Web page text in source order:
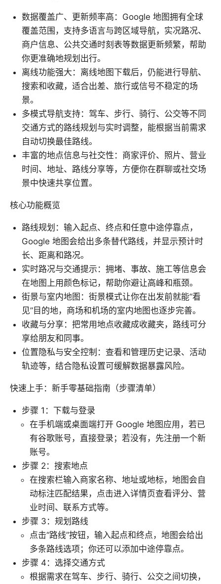
数据覆盖广、更新频率高：Google 地图拥有全球
覆盖范围，支持多语言与跨区域导航，实况路况、
商户信息、公共交通时刻表等数据更新频繁，帮助
你更准确地规划出行。
离线功能强大：离线地图下载后，仍能进行导航、
搜索和收藏，适合出差、旅行或信号不稳定的场
景。
多模式导航支持：驾车、步行、骑行、公交等不同
交通方式的路线规划与实时调整，能根据当前需求
自动切换最佳路线。
丰富的地点信息与社交性：商家评价、照片、营业
时间、地址、路线分享等，方便你在群聊或社交场
景中快速共享位置。
核心功能概览
路线规划：输入起点、终点和任意中途停靠点，
Google 地图会给出多条替代路线，并显示预计时
长、距离和路况。
实时路况与交通提示：拥堵、事故、施工等信息会
在地图上用颜色标记，帮助你避让高峰和瓶颈。
街景与室内地图：街景模式让你在出发前就能“看
见”目的地，商场和机场的室内地图也逐步完善。
收藏与分享：把常用地点收藏成收藏夹，路线可分
享给朋友和同事。
位置隐私与安全控制：查看和管理历史记录、活动
轨迹等，结合隐私设置可缓解数据暴露风险。
快速上手：新手零基础指南（步骤清单）
步骤 1：下载与登录
在手机端或桌面端打开 Google 地图应用，若已
有谷歌账号，直接登录；若没有，先注册一个新
账号。
步骤 2：搜索地点
在搜索栏输入商家名称、地址或地标，地图会自
动标注匹配结果，点击进入详情页查看评分、营
业时间、联系方式等。
步骤 3：规划路线
点击“路线”按钮，输入起点和终点，地图会给出
多条路线选项；你还可以添加中途停靠点。
步骤 4：选择交通方式
根据需求在驾车、步行、骑行、公交之间切换，